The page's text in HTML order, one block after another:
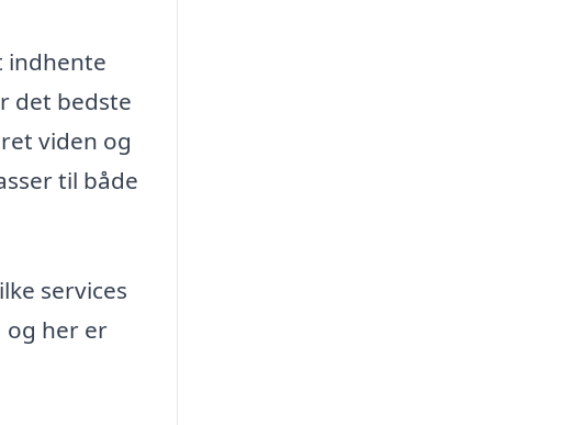
indhente
det bedste
viden og
til både
services
og her er